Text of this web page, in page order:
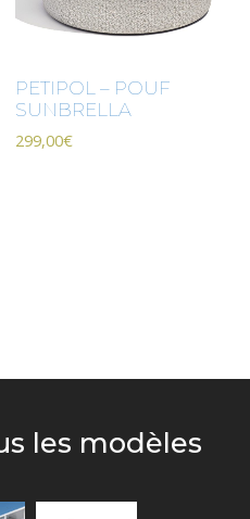
PETIPOL – POUF
SUNBRELLA
299,00€
les modèles